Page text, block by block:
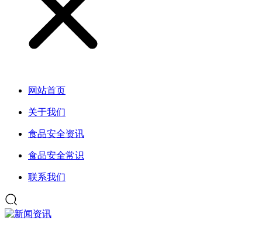
网站首页
关于我们
食品安全资讯
食品安全常识
联系我们